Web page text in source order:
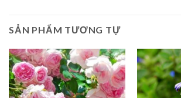
SẢN PHẨM TƯƠNG TỰ